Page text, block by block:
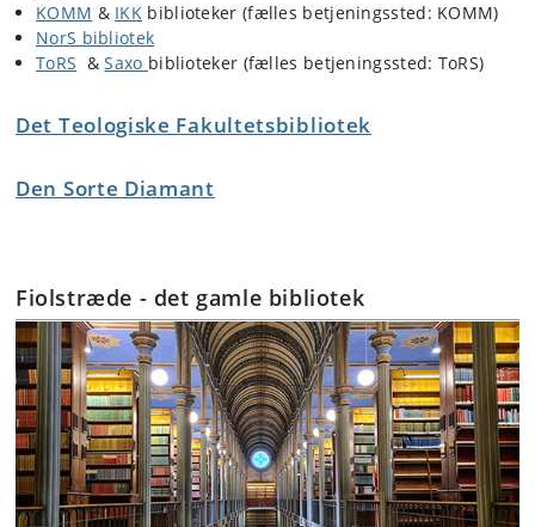
KOMM & IKK biblioteker (fælles betjeningssted: KOMM)
NorS bibliotek
ToRS &Saxo biblioteker (fælles betjeningssted: ToRS)
Det Teologiske Fakultetsbibliotek
Den Sorte Diamant
Fiolstræde - det gamle bibliotek